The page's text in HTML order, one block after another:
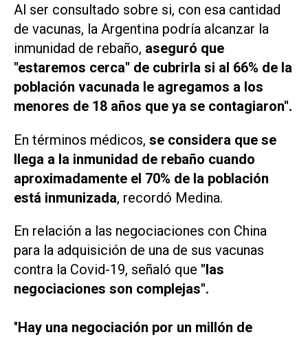
Al ser consultado sobre si, con esa cantidad
de vacunas, la Argentina podría alcanzar la
inmunidad de rebaño, aseguró que
"estaremos cerca" de cubrirla si al 66% de la
población vacunada le agregamos a los
menores de 18 años que ya se contagiaron".
En términos médicos, se considera que se
llega a la inmunidad de rebaño cuando
aproximadamente el 70% de la población
está inmunizada, recordó Medina.
En relación a las negociaciones con China
para la adquisición de una de sus vacunas
contra la Covid-19, señaló que "las
negociaciones son complejas".
"Hay una negociación por un millón de